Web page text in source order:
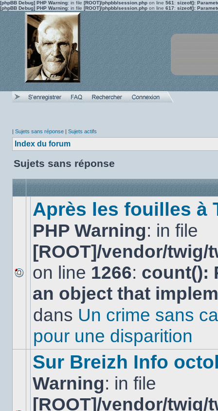
[phpBB Debug] PHP Warning: in file [ROOT]/phpbb/session.php on line 561 : sizeof():
[phpBB Debug] PHP Warning: in file [ROOT]/phpbb/session.php on line 617: sizeof():
| Sujets sans réponse | Sujets actifs
Index du forum
Sujets sans réponse
Aucun
nouveau
message
sujet.
Après les fouilles à
PHP Warning: in file
[ROOT]/vendor/
on line 1266: count():
an object that
dans Un crime sans
pour une disparition
Sur Breizh Info
Warning: in file
[ROOT]/vendor/